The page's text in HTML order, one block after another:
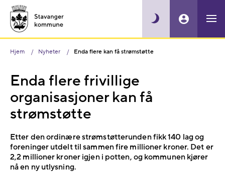
Hjem Nyheter Enda flere kan få strømstøtte
Enda flere frivillige
organisasjoner kan få
strømstøtte
Etter den ordinære strømstøtterunden fikk 140 lag og
foreninger utdelt til sammen fire millioner kroner. Det er
2,2 millioner kroner igjen i potten, og kommunen kjører
nå en ny utlysning.